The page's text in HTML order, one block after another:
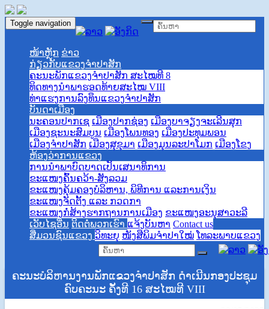
Toggle navigation
ໜ້າຫຼັກ ຂ່າວ
ກ່ຽວກັບແຂວງຈຳປາສັກ
ຄະນະພັກແຂວງຈຳປາສັກ ສະໄໝທີ 8
ທິດທາງນໍາພາຮອດທ້າຍສະໄໝ VIII
ທ່າແຮງການລົງທຶນແຂວງຈໍາປາສັກ
ບັນດາເມືອງ
ນະຄອນປາກເຊ ເມືອງປາກຊ່ອງ ເມືອງບາຈຽງຈະເລີນສຸກ
ເມືອງຊະນະສົມບູນ ເມືອງໂພນທອງ ເມືອງປະທຸມພອນ
ເມືອງຈຳປາສັກ ເມືອງສຸຂຸມາ ເມືອງມຸນລະປາໂມກ ເມືອງໂຂງ
ຫ້ອງວ່າການແຂວງ
ການ​​ນຳພາ​ບົດບາດ​​ເປັນເສນາ​ທິການ
ຂະແໜງຄົ້ນຄວ້າ-ສັງລວມ
ຂະແໜງຄຸ້ມຄອງບໍລິຫານ, ພິທີການ ແລະການເງິນ
ຂະແໜງຈັດຕັ້ງ ແລະ ກວດກາ
ຂະແໜງກໍ່ສ້າງຮາກຖານການເມືອງ ຂະແໜງອະນຸສາວະລີ
ເວັບໄຊອື່ນ ຕິດຕໍ່ພວກເຮົາ ແຈ້ງບັນຫາ Contact us
ສື່ມວນຊົນແຂວງ ວິທະຍຸ ໜັງສືພິມຈຳປາໃໝ່ ໂທລະພາບແຂວງ
ຄະນະບໍລິຫານງານພັກແຂວງຈໍາປາສັກ​ ດໍາເນີນກອງປະຊຸມ
ຄົບຄະນະ​ ຄັ້ງທີ 16 ສະໄໝທີ VIII